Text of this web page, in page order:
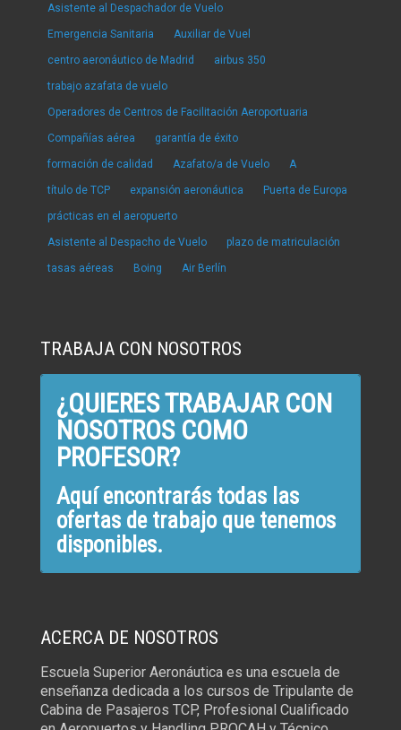
Asistente al Despachador de Vuelo
Emergencia Sanitaria Auxiliar de Vuel
centro aeronáutico de Madrid airbus 350
trabajo azafata de vuelo
Operadores de Centros de Facilitación Aeroportuaria
Compañías aérea garantía de éxito
formación de calidad Azafato/a de Vuelo A
título de TCP expansión aeronáutica Puerta de Europa
prácticas en el aeropuerto
Asistente al Despacho de Vuelo plazo de matriculación
tasas aéreas Boing Air Berlín
TRABAJA CON NOSOTROS
¿QUIERES TRABAJAR CON
NOSOTROS COMO
PROFESOR?
Aquí encontrarás todas las
ofertas de trabajo que tenemos
disponibles.
ACERCA DE NOSOTROS
Escuela Superior Aeronáutica es una escuela de
enseñanza dedicada a los cursos de Tripulante de
Cabina de Pasajeros TCP, Profesional Cualificado